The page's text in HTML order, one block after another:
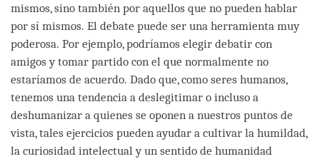
mismos, sino también por aquellos que no pueden hablar
por sí mismos. El debate puede ser una herramienta muy
poderosa. Por ejemplo, podríamos elegir debatir con
amigos y tomar partido con el que normalmente no
estaríamos de acuerdo. Dado que, como seres humanos,
tenemos una tendencia a deslegitimar o incluso a
deshumanizar a quienes se oponen a nuestros puntos de
vista, tales ejercicios pueden ayudar a cultivar la humildad,
la curiosidad intelectual y un sentido de humanidad